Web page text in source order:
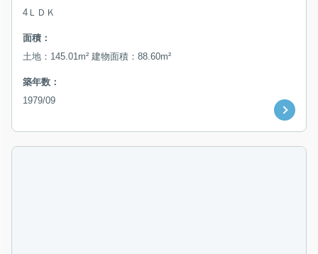
4ＬＤＫ
面積：
土地：145.01m² 建物面積：88.60m²
築年数：
1979/09